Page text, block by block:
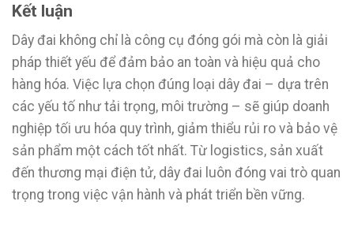
Kết luận
Dây đai không chỉ là công cụ đóng gói mà còn là giải
pháp thiết yếu để đảm bảo an toàn và hiệu quả cho
hàng hóa. Việc lựa chọn đúng loại dây đai – dựa trên
các yếu tố như tải trọng, môi trường – sẽ giúp doanh
nghiệp tối ưu hóa quy trình, giảm thiểu rủi ro và bảo vệ
sản phẩm một cách tốt nhất. Từ logistics, sản xuất
đến thương mại điện tử, dây đai luôn đóng vai trò quan
trọng trong việc vận hành và phát triển bền vững.